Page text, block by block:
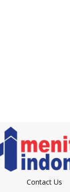
Contact Us